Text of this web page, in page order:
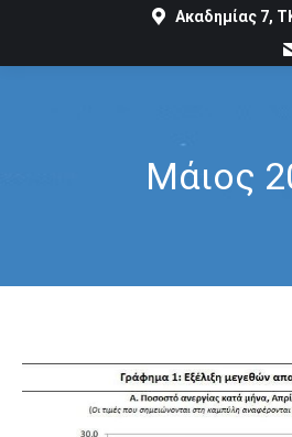
Ακαδημίας 7,
Μάιος
You are here: